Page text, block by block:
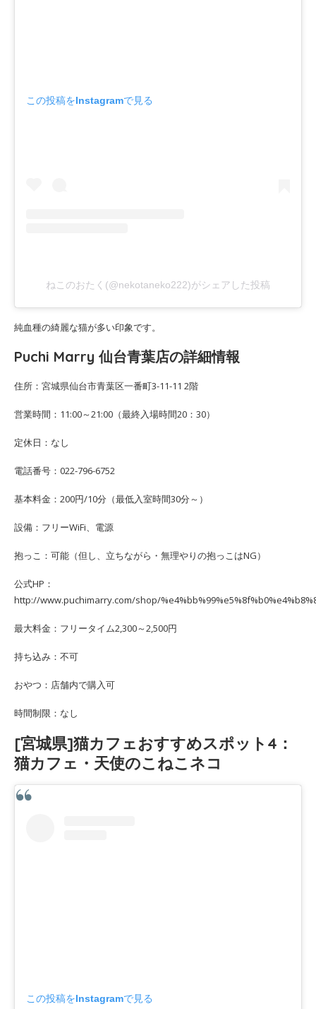
この投稿をInstagramで見る
ねこのおたく(@nekotaneko222)がシェアした投稿
純血種の綺麗な猫が多い印象です。
Puchi Marry 仙台青葉店の詳細情報
住所：宮城県仙台市青葉区一番町3-11-11 2階
営業時間：11:00～21:00（最終入場時間20：30）
定休日：なし
電話番号：022-796-6752
基本料金：200円/10分（最低入室時間30分～）
設備：フリーWiFi、電源
抱っこ：可能（但し、立ちながら・無理やりの抱っこはNG）
公式HP：
http://www.puchimarry.com/shop/
最大料金：フリータイム2,300～2,500円
持ち込み：不可
おやつ：店舗内で購入可
時間制限：なし
[宮城県]猫カフェおすすめスポット4：
猫カフェ・天使のこねこネコ
この投稿をInstagramで見る